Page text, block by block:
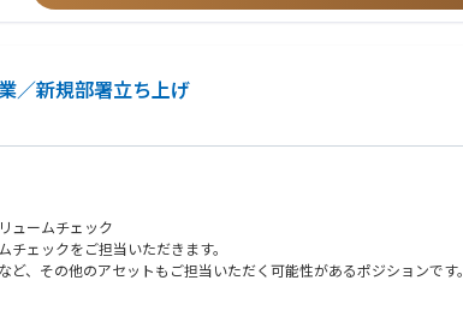
／新規部署立ち上げ
ュームチェック
ェックをご担当いただきます。
、その他のアセットもご担当いただく可能性があるポジションです。